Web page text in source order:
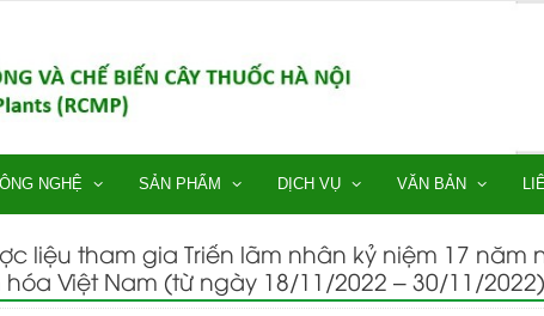
NGHỆ SẢN PHẨM DỊCH VỤ VĂN BẢN
liệu tham gia Triển lãm nhân kỷ niệm 17 năm
hóa Việt Nam (từ ngày 18/11/2022 – 30/11/2022)